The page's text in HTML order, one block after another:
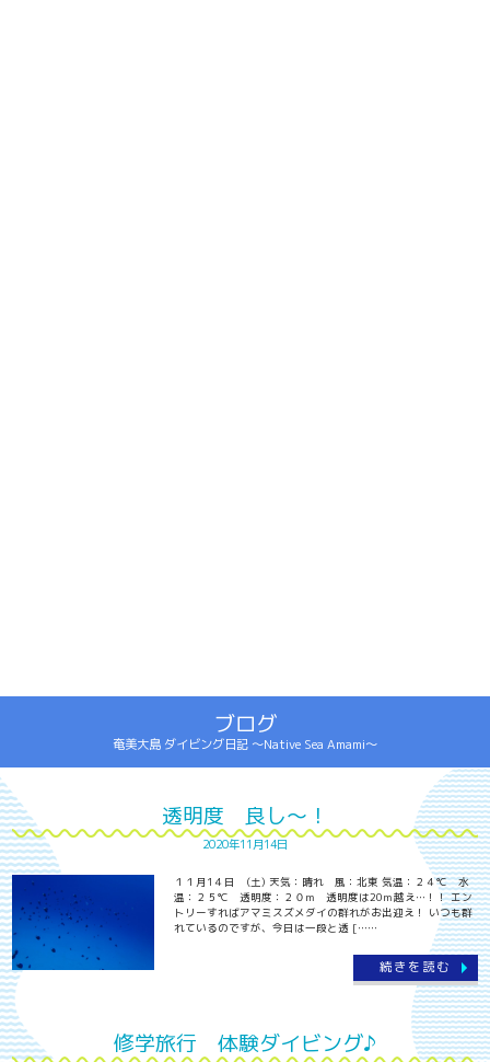
ブログ
奄美大島 ダイビング日記 ～Native Sea Amami～
透明度 良し～！
2020年11月14日
１１月1４日 (土) 天気：晴れ 風：北東 気温：２４℃ 水
温：２５℃ 透明度：２０ｍ 透明度は20ｍ越え…！！ エン
トリーすればアマミスズメダイの群れがお出迎え！ いつも群
れているのですが、今日は一段と透 [……
続きを読む
修学旅行 体験ダイビング♪